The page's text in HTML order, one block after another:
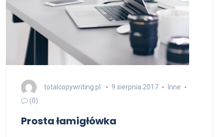
totalcopywriting.pl 9 sierpnia 2017
Inne
(0)
Prosta łamigłówka